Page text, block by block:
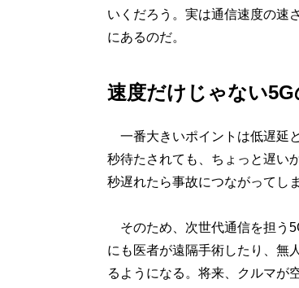
いくだろう。実は通信速度の速
にあるのだ。
速度だけじゃない
一番大きいポイントは低遅延
秒待たされても、ちょっと遅い
秒遅れたら事故につながってしま
そのため、次世代通信を担う
にも医者が遠隔手術したり、無
るようになる。将来、クルマが